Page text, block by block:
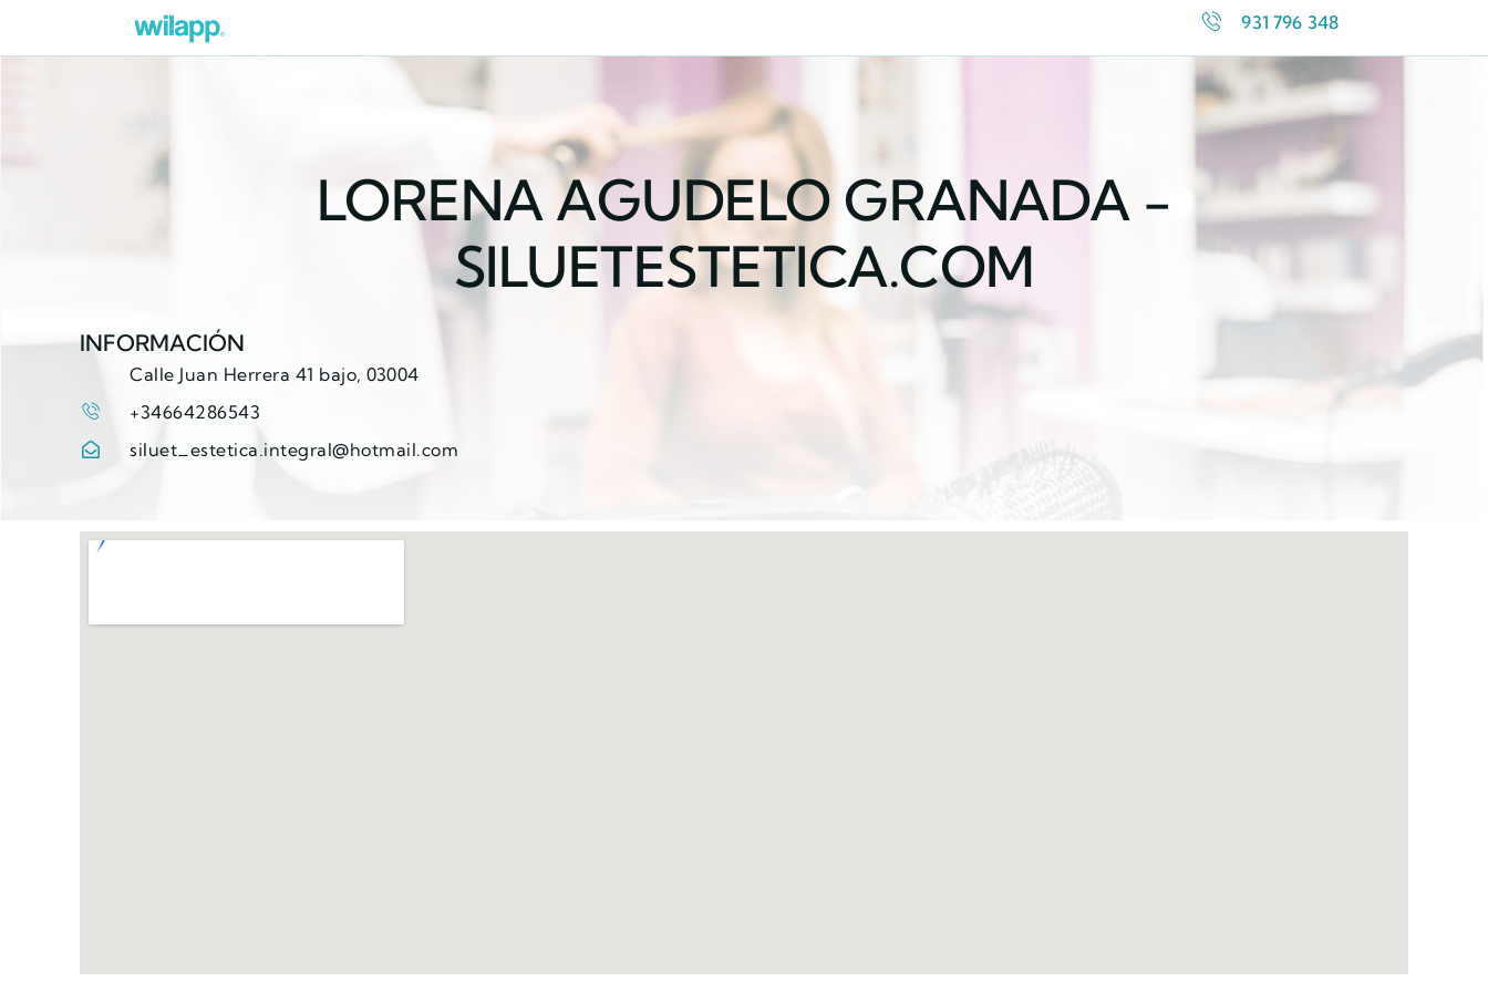
931 796 348
LORENA AGUDELO GRANADA -
SILUETESTETICA.COM
INFORMACIÓN
Calle Juan Herrera 41 bajo, 03004
+34664286543
siluet_estetica.integral@hotmail.com